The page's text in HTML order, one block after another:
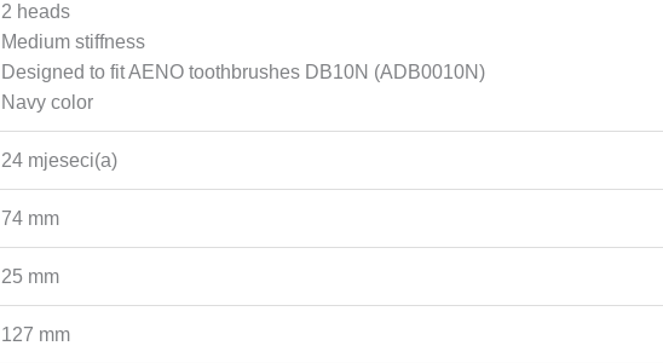
2 heads
Medium stiffness
Designed to fit AENO toothbrushes DB10N (ADB0010N)
Navy color
24 mjeseci(a)
74 mm
25 mm
127 mm